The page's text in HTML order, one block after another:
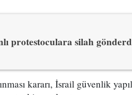
protestoculara silah
kararı, İsrail güvenlik